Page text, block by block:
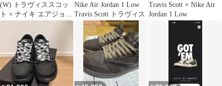
(W) トラヴィススコッ
ト × ナイキ エアジョー
ダン1 ローミディアム
オリーブ
Nike Air Jordan 1 Low
Travis Scott トラヴィス
Travis Scott × Nike Air
Jordan 1 Low